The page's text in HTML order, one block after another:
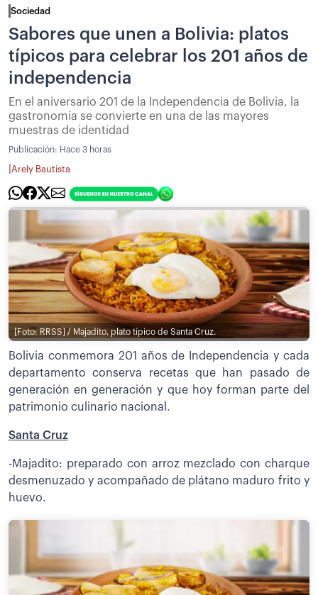
Sociedad
Sabores que unen a Bolivia: platos
típicos para celebrar los 201 años de
independencia
En el aniversario 201 de la Independencia de Bolivia, la
gastronomía se convierte en una de las mayores
muestras de identidad
Publicación: Hace 3 horas
Arely Bautista
[Foto: RRSS] / Majadito, plato típico de Santa Cruz.
Bolivia conmemora 201 años de Independencia y cada
departamento conserva recetas que han pasado de
generación en generación y que hoy forman parte del
patrimonio culinario nacional.
Santa Cruz
-Majadito: preparado con arroz mezclado con charque
desmenuzado y acompañado de plátano maduro frito y
huevo.